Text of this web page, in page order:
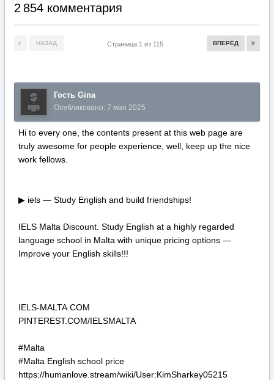
2 854 комментария
НАЗАД ВПЕРЁД
Страница 1 из 115
Гость Gina
Опубликовано: 7 мая 2025
Hi to every one, the contents present at this web page are
truly awesome for people experience, well, keep up the nice
work fellows.
▶ iels — Study English and build friendships!
IELS Malta Discount. Study English at a highly regarded
language school in Malta with unique pricing options —
Improve your English skills!!!
IELS-MALTA.COM
PINTEREST.COM/IELSMALTA
#Malta
#Malta English school price
https://humanlove.stream/wiki/User:KimSharkey05215